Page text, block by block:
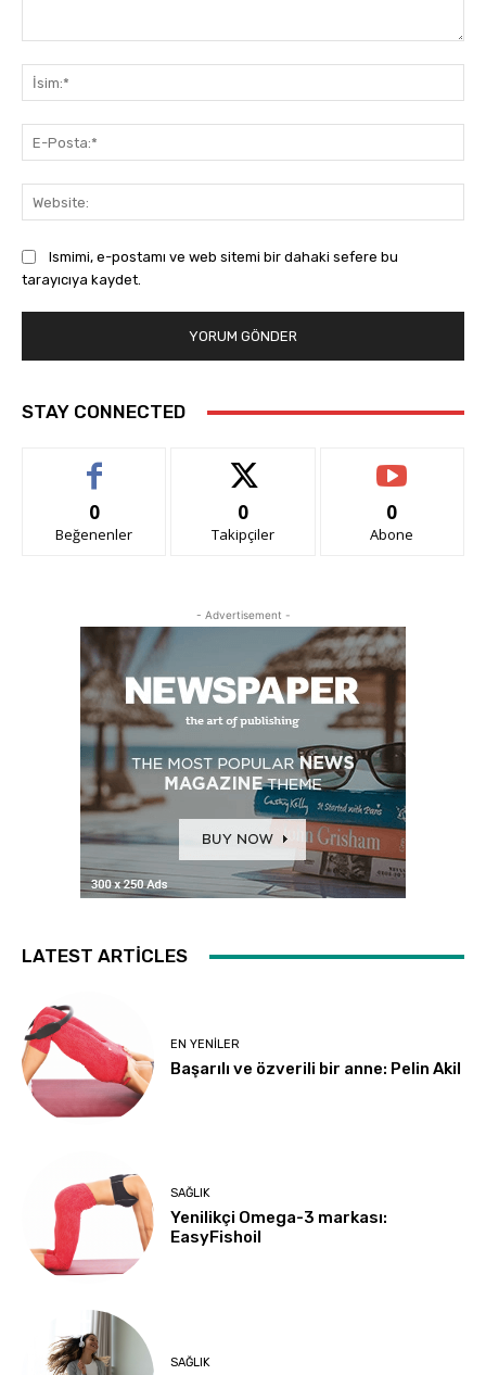
Ismimi, e-postamı ve web sitemi bir dahaki sefere bu
tarayıcıya kaydet.
STAY CONNECTED
0
Beğenenler
0
Takipçiler
0
Abone
- Advertisement -
LATEST ARTICLES
EN YENILER
Başarılı ve özverili bir anne: Pelin Akil
SAĞLIK
Yenilikçi Omega-3 markası:
EasyFishoil
SAĞLIK